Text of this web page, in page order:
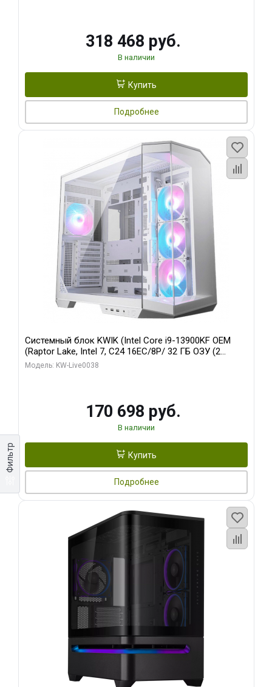
Фильтр
318 468 руб.
В наличии
Купить
Подробнее
Системный блок KWIK (Intel Core i9-13900KF OEM
(Raptor Lake, Intel 7, C24 16EC/8P/ 32 ГБ ОЗУ (2
модуля)/ Gigabyte RX9070XT GAMING OC 16GB GDDR6
Модель: KW-Live0038
170 698 руб.
В наличии
Купить
Подробнее